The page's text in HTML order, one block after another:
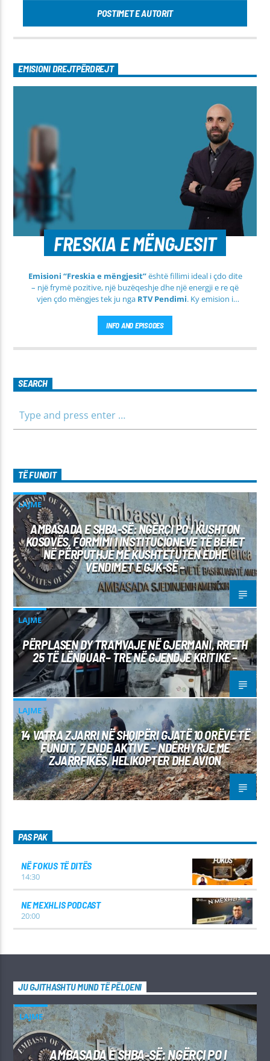
POSTIMET E AUTORIT
EMISIONI DREJTPËRDREJT
FRESKIA E MËNGJESIT
Emisioni “Freskia e mëngjesit”është fillimi ideal i çdo dite
– një frymë pozitive, një buzëqeshje dhe një energji e re që
vjen çdo mëngjes tek ju nga RTV Pendimi. Ky emision i
informues dhe më të ngrohtë, duke ju shoqëruar në orët e
para të ditës me përmbajtje të larmishme dhe të dobishme
për të gjithë familjen.
INFO AND EPISODES
SEARCH
TË FUNDIT
LAJME
AMBASADA E SHBA-SË: NGËRÇI PO I KUSHTON
KOSOVËS, FORMIMI I INSTITUCIONEVE TË BËHET
NË PËRPUTHJE ME KUSHTETUTËN EDHE
VENDIMET E GJK-SË –
LAJME
PËRPLASEN DY TRAMVAJE NË GJERMANI, RRETH
25 TË LËNDUAR– TRE NË GJENDJE KRITIKE –
LAJME
14 VATRA ZJARRI NË SHQIPËRI GJATË 10 ORËVE TË
FUNDIT, 7 ENDE AKTIVE – NDËRHYRJE ME
ZJARRFIKËS, HELIKOPTER DHE AVION
PAS PAK
NË FOKUS TË DITËS
14:30
NE MEXHLIS PODCAST
20:00
JU GJITHASHTU MUND TË PËLQENI
LAJME
AMBASADA E SHBA-SË: NGËRÇI PO I